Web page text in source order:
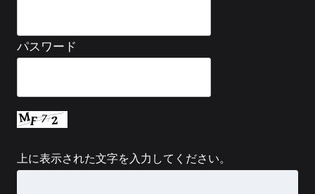
パスワード
上に表示された文字を入力してください。